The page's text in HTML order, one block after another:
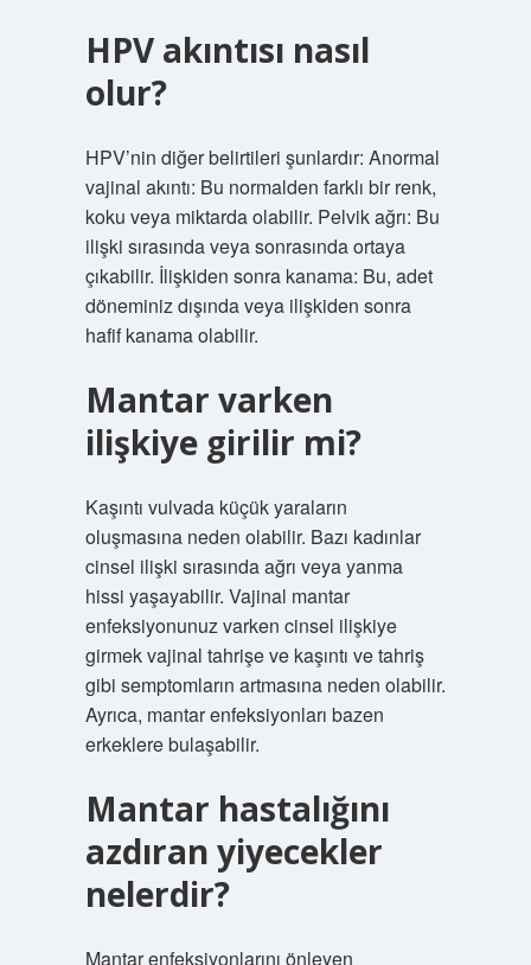
HPV akıntısı nasıl
olur?
HPV’nin diğer belirtileri şunlardır: Anormal
vajinal akıntı: Bu normalden farklı bir renk,
koku veya miktarda olabilir. Pelvik ağrı: Bu
ilişki sırasında veya sonrasında ortaya
çıkabilir. İlişkiden sonra kanama: Bu, adet
döneminiz dışında veya ilişkiden sonra
hafif kanama olabilir.
Mantar varken
ilişkiye girilir mi?
Kaşıntı vulvada küçük yaraların
oluşmasına neden olabilir. Bazı kadınlar
cinsel ilişki sırasında ağrı veya yanma
hissi yaşayabilir. Vajinal mantar
enfeksiyonunuz varken cinsel ilişkiye
girmek vajinal tahrişe ve kaşıntı ve tahriş
gibi semptomların artmasına neden olabilir.
Ayrıca, mantar enfeksiyonları bazen
erkeklere bulaşabilir.
Mantar hastalığını
azdıran yiyecekler
nelerdir?
Mantar enfeksiyonlarını önleyen